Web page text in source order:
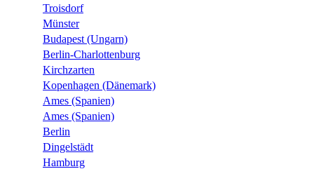
Troisdorf
Münster
Budapest (Ungarn)
Berlin-Charlottenburg
Kirchzarten
Kopenhagen (Dänemark)
Ames (Spanien)
Ames (Spanien)
Berlin
Dingelstädt
Hamburg